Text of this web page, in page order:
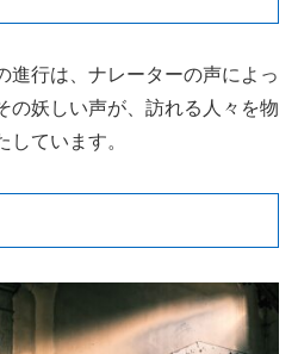
進行は、ナレーターの声によっ
の妖しい声が、訪れる人々を物
ています。